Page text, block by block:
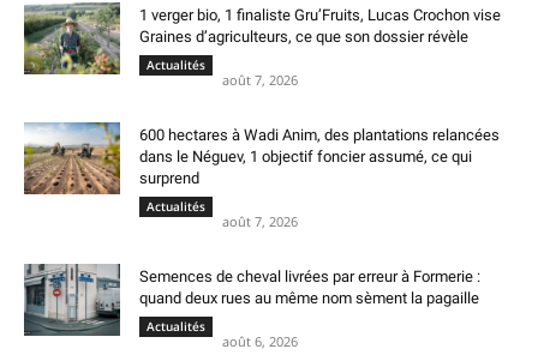
1 verger bio, 1 finaliste Gru’Fruits, Lucas Crochon vise
Graines d’agriculteurs, ce que son dossier révèle
Actualités
août 7, 2026
600 hectares à Wadi Anim, des plantations relancées
dans le Néguev, 1 objectif foncier assumé, ce qui
surprend
Actualités
août 7, 2026
Semences de cheval livrées par erreur à Formerie :
quand deux rues au même nom sèment la pagaille
Actualités
août 6, 2026